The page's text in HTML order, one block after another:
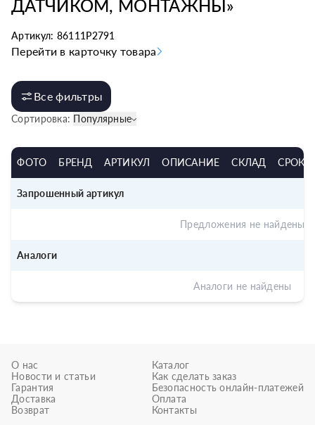
ДАТЧИКОМ, МОНТАЖНЫ»
Артикул: 86111P2791
Перейти в карточку товара
Все фильтры
Сортировка: Популярные
ФОТО БРЕНД АРТИКУЛ ОПИСАНИЕ СКЛАД СРОК
Запрошенный артикул
Предложения не найдены
Аналоги
Аналоги не найдены
О нас
Новости и статьи
Гарантия
Доставка
Возврат
Каталог
Как сделать заказ
Безопасность онлайн-платежей
Оплата
Контакты